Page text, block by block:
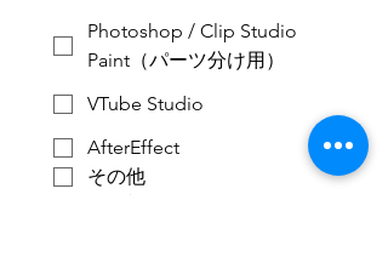
Photoshop / Clip Studio
Paint（パーツ分け用）
VTube Studio
AfterEffect
その他
Live2Dを使ってどんなことをしたい